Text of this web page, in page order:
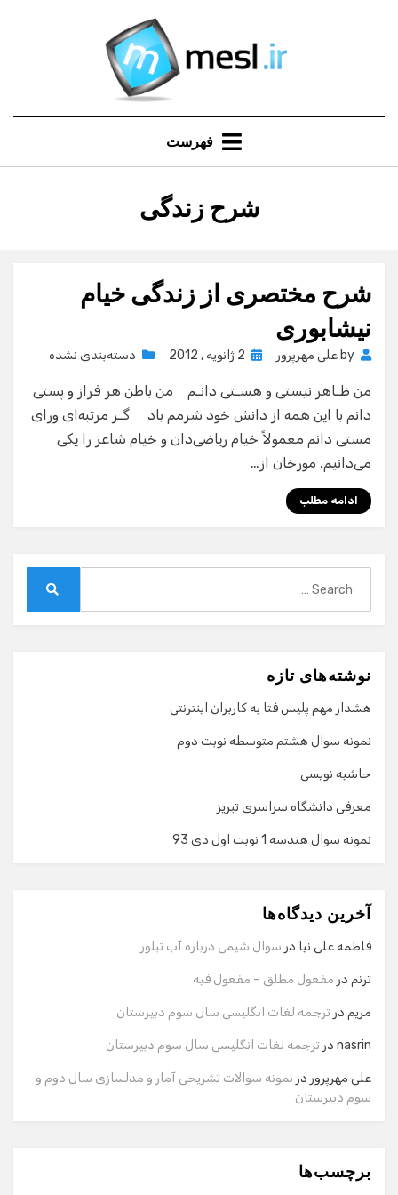
فهرست
برچسب
:
شرح زندگی
شرح مختصری از زندگی خیام
نیشابوری
by علی مهرپرور
Posted
2 ژانویه , 2012 دسته‌بندی نشده
من ظـاهر نیستی و هسـتی دانـم من باطن هر فراز و پستی
دانم با این همه از دانش خود شرمم باد گـر مرتبه‌ای ورای
مستی دانم معمولاً خیام ریاضی‌دان و خیام شاعر را یکی
می‌دانیم. مورخان از…
ادامه مطلب
نوشته‌های تازه
هشدار مهم پلیس فتا به کاربران اینترنتی
نمونه سوال هشتم متوسطه نوبت دوم
حاشیه نویسی
معرفی دانشگاه سراسری تبریز
نمونه سوال هندسه 1 نوبت اول دی 93
آخرین دیدگاه‌ها
فاطمه علی نیا در سوال شیمی درباره آب تبلور
ترنم در مفعول مطلق – مفعول فیه
مریم در ترجمه لغات انگلیسی سال سوم دبیرستان
nasrin در ترجمه لغات انگلیسی سال سوم دبیرستان
علی مهرپرور در نمونه سوالات تشریحی آمار و مدلسازی سال دوم و
سوم دبیرستان
برچسب‌ها
گفت‌وگو با دستیار هوشمند
سلام! برای شروع گفت‌وگو لطفاً شماره تماس یا ایمیل خود را
وارد کنید.
ایمیل